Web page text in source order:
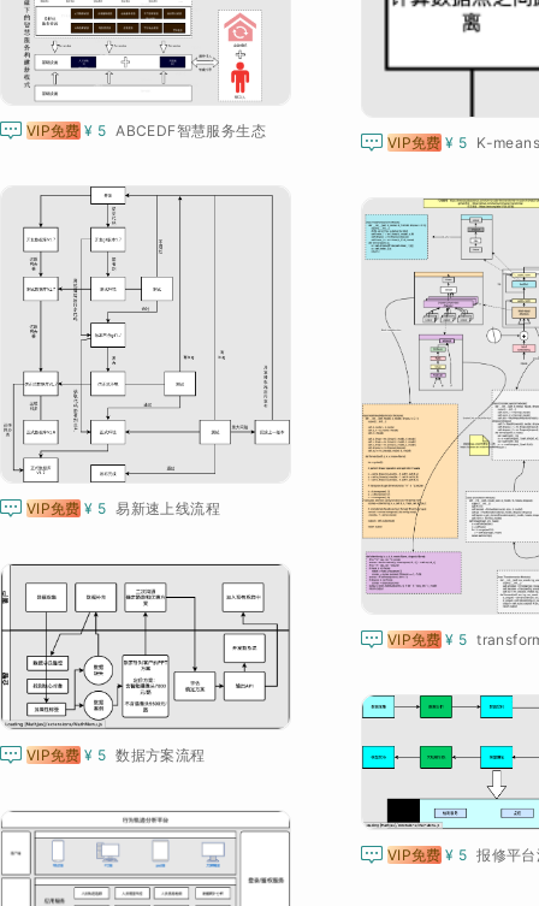
 VIP免费 ¥ 5 K-
 VIP免费 ¥ 5 ABCEDF智慧服务生态
 VIP免费 ¥ 5 易新速上线流程
 VIP免费 ¥ 5
 VIP免费 ¥ 5 数据方案流程
 VIP免费 ¥ 5 报修平